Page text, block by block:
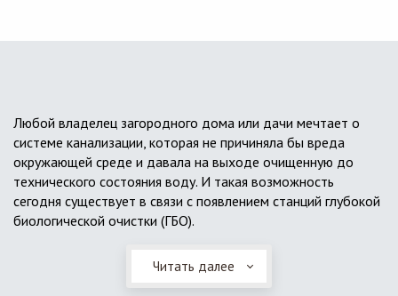
Любой владелец загородного дома или дачи мечтает о
системе канализации, которая не причиняла бы вреда
окружающей среде и давала на выходе очищенную до
технического состояния воду. И такая возможность
сегодня существует в связи с появлением станций глубокой
биологической очистки (ГБО).
Читать далее